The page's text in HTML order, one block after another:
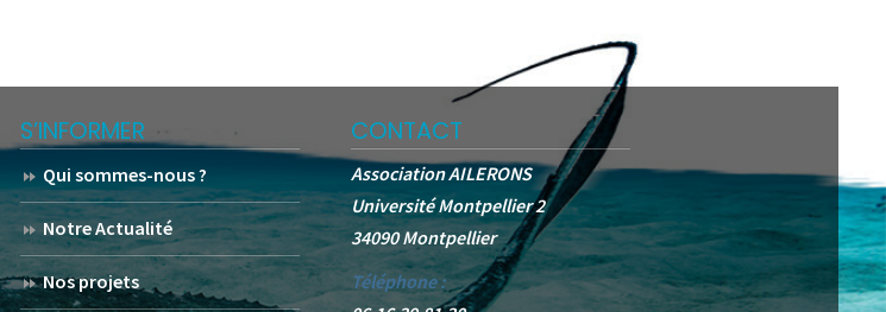
S’INFORMER
Qui sommes-nous ?
Notre Actualité
Nos projets
CONTACT
Association AILERONS
Université Montpellier 2
34090 Montpellier
Téléphone :